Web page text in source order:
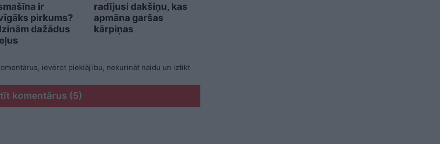
ir
pirkums?
dažādus
radījusi dakšiņu, kas
apmāna garšas
kārpiņas
ievērot pieklājību, nekurināt naidu un iztikt
komentārus (5)